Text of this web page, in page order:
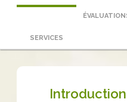
SERVICES
Introduction